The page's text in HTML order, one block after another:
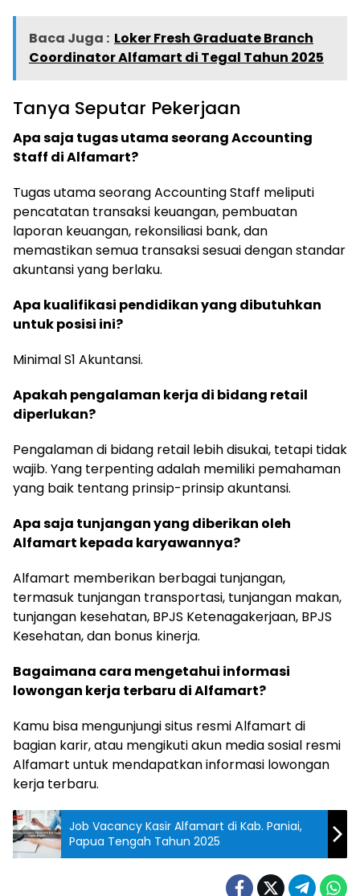
Baca Juga : Loker Fresh Graduate Branch
Coordinator Alfamart di Tegal Tahun 2025
Tanya Seputar Pekerjaan
Apa saja tugas utama seorang Accounting
Staff di Alfamart?
Tugas utama seorang Accounting Staff meliputi
pencatatan transaksi keuangan, pembuatan
laporan keuangan, rekonsiliasi bank, dan
memastikan semua transaksi sesuai dengan standar
akuntansi yang berlaku.
Apa kualifikasi pendidikan yang dibutuhkan
untuk posisi ini?
Minimal S1 Akuntansi.
Apakah pengalaman kerja di bidang retail
diperlukan?
Pengalaman di bidang retail lebih disukai, tetapi tidak
wajib. Yang terpenting adalah memiliki pemahaman
yang baik tentang prinsip-prinsip akuntansi.
Apa saja tunjangan yang diberikan oleh
Alfamart kepada karyawannya?
Alfamart memberikan berbagai tunjangan,
termasuk tunjangan transportasi, tunjangan makan,
tunjangan kesehatan, BPJS Ketenagakerjaan, BPJS
Kesehatan, dan bonus kinerja.
Bagaimana cara mengetahui informasi
lowongan kerja terbaru di Alfamart?
Kamu bisa mengunjungi situs resmi Alfamart di
bagian karir, atau mengikuti akun media sosial resmi
Alfamart untuk mendapatkan informasi lowongan
kerja terbaru.
Job Vacancy Kasir Alfamart di Kab. Paniai,
Papua Tengah Tahun 2025